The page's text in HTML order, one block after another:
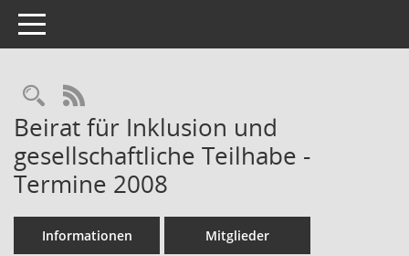
Toggle navigation
Rechercheauswahl
RSS-Feed
Beirat für Inklusion und
gesellschaftliche Teilhabe -
Termine 2008
Informationen Mitglieder